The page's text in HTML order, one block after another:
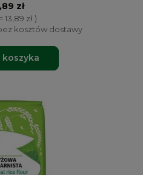
zł
13,89 zł )
kosztów dostawy
koszyka